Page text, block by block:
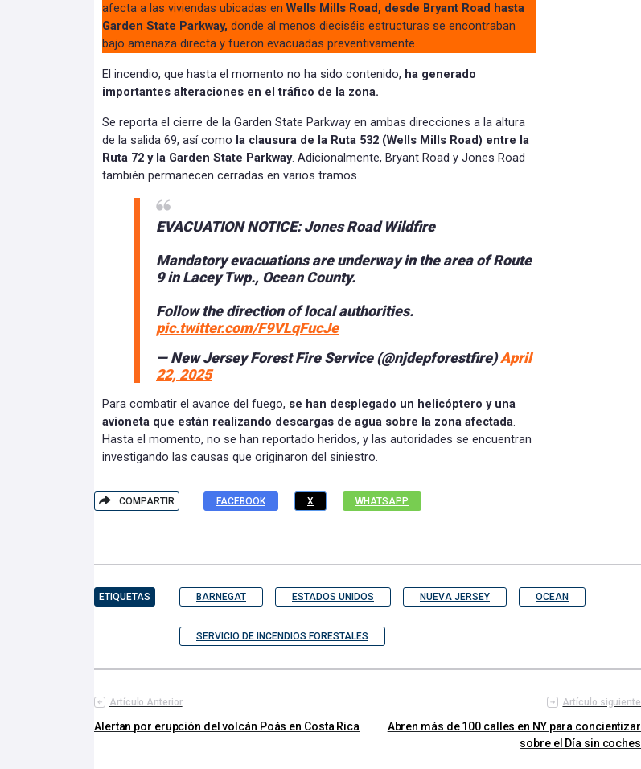
afecta a las viviendas ubicadas en Wells Mills Road, desde Bryant Road hasta
Garden State Parkway, donde al menos dieciséis estructuras se encontraban
bajo amenaza directa y fueron evacuadas preventivamente.
El incendio, que hasta el momento no ha sido contenido, ha generado
importantes alteraciones en el tráfico de la zona.
Se reporta el cierre de la Garden State Parkway en ambas direcciones a la altura
de la salida 69, así como la clausura de la Ruta 532 (Wells Mills Road) entre la
Ruta 72 y la Garden State Parkway. Adicionalmente, Bryant Road y Jones Road
también permanecen cerradas en varios tramos.
EVACUATION NOTICE: Jones Road Wildfire
Mandatory evacuations are underway in the area of Route
9 in Lacey Twp., Ocean County.
Follow the direction of local authorities.
pic.twitter.com/F9VLqFucJe
— New Jersey Forest Fire Service (@njdepforestfire)April
22, 2025
Para combatir el avance del fuego, se han desplegado un helicóptero y una
avioneta que están realizando descargas de agua sobre la zona afectada.
Hasta el momento, no se han reportado heridos, y las autoridades se encuentran
investigando las causas que originaron del siniestro.
COMPARTIR FACEBOOK X WHATSAPP
ETIQUETAS BARNEGAT ESTADOS UNIDOS NUEVA JERSEY OCEAN
SERVICIO DE INCENDIOS FORESTALES
Artículo Anterior
Alertan por erupción del volcán Poás en Costa Rica
Artículo siguiente
Abren más de 100 calles en NY para concientizar
sobre el Día sin coches